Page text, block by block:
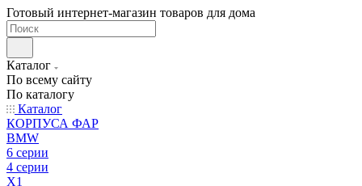
Готовый интернет-магазин товаров для дома
Каталог
По всему сайту
По каталогу
Каталог
КОРПУСА ФАР
BMW
6 серии
4 серии
X1